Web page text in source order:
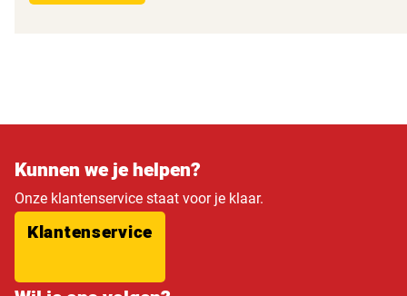
Kunnen we je helpen?
Onze klantenservice staat voor je klaar.
Klantenservice